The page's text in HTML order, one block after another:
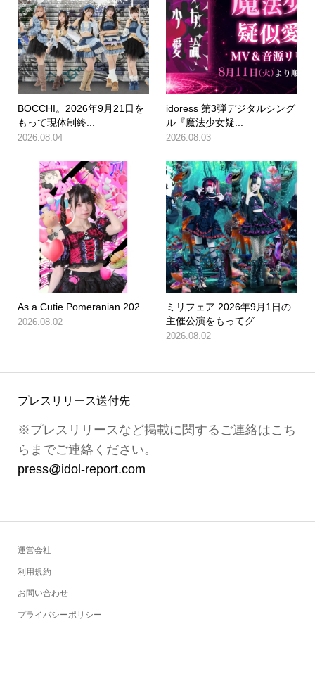
BOCCHI。2026年9月21日を
もって現体制終...
2026.08.04
idoress 第3弾デジタルシング
ル『魔法少女疑...
2026.08.03
As a Cutie Pomeranian 202...
2026.08.02
ミリフェア 2026年9月1日の
主催公演をもってグ...
2026.08.02
プレスリリース送付先
※プレスリリースなど掲載に関するご連絡はこち
らまでご連絡ください。
press@idol-report.com
運営会社
利用規約
お問い合わせ
プライバシーポリシー